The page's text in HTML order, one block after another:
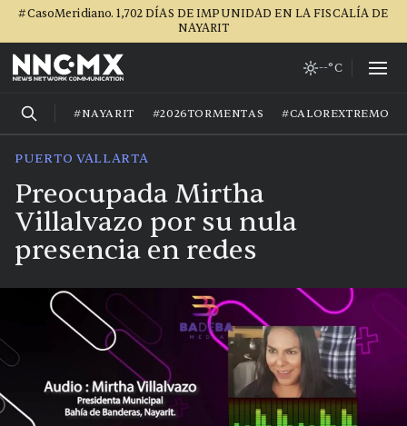
#CasoMeridiano. 1,702 DÍAS DE IMPUNIDAD EN LA FISCALÍA DE
NAYARIT
--°C
#NAYARIT #2026TORMENTAS #CALOREXTREMO
PUERTO VALLARTA
Preocupada Mirtha
Villalvazo por su nula
presencia en redes